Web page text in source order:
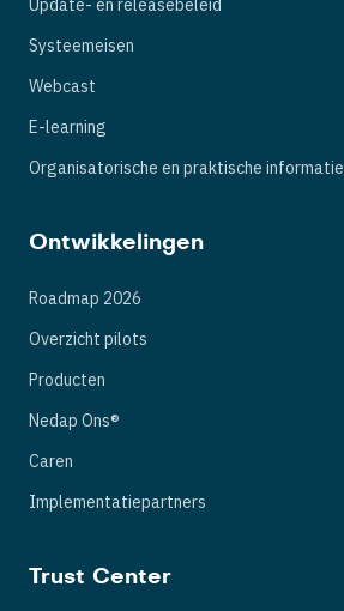
Update- en releasebeleid
Systeemeisen
Webcast
E-learning
Organisatorische en praktische informatie
Ontwikkelingen
Roadmap 2026
Overzicht pilots
Producten
Nedap Ons®
Caren
Implementatiepartners
Trust Center